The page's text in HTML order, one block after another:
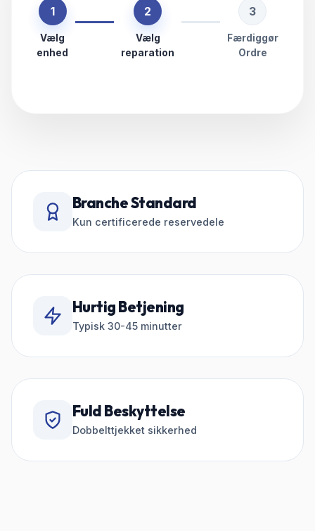
1
Vælg
enhed
2
Vælg
reparation
3
Færdiggør
Ordre
Branche Standard
Kun certificerede reservedele
Hurtig Betjening
Typisk 30-45 minutter
Fuld Beskyttelse
Dobbelttjekket sikkerhed